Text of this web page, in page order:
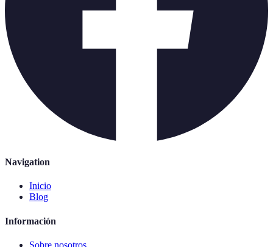
Navigation
Inicio
Blog
Información
Sobre nosotros